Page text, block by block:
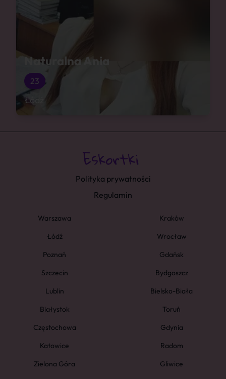
Naturalna Ania
23
Łódź
Polityka prywatności
Regulamin
Warszawa
Kraków
Łódź
Wrocław
Poznań
Gdańsk
Szczecin
Bydgoszcz
Lublin
Bielsko-Biała
Białystok
Toruń
Częstochowa
Gdynia
Katowice
Radom
Zielona Góra
Gliwice